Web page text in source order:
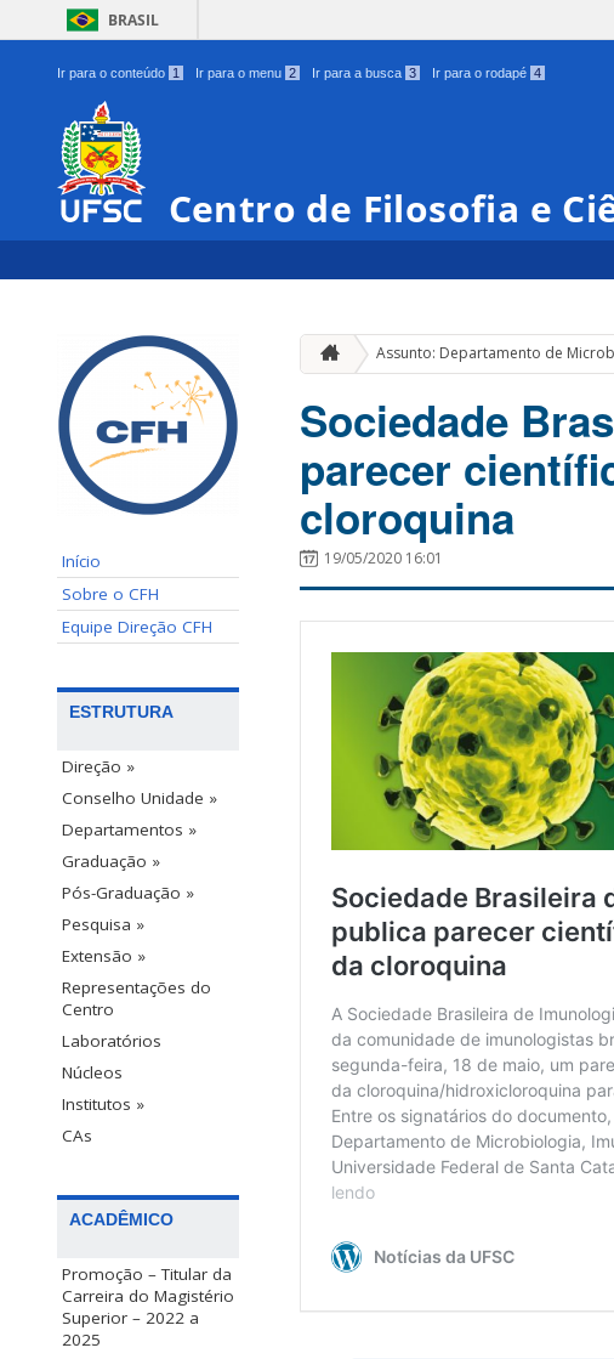
BRASIL
Ir para o conteúdo 1 Ir para o menu 2 Ir para a busca 3 Ir para o rodapé 4
Centro de Filosofia e
Início
Sobre o CFH
Equipe Direção CFH
ESTRUTURA
Direção »
Conselho Unidade »
Departamentos »
Graduação »
Pós-Graduação »
Pesquisa »
Extensão »
Representações do
Centro
Laboratórios
Núcleos
Institutos »
CAs
ACADÊMICO
Promoção – Titular da
Carreira do Magistério
Superior – 2022 a
2025
Assunto: Departamento de
Sociedade
parecer
cloroquina
19/05/2020 16:01